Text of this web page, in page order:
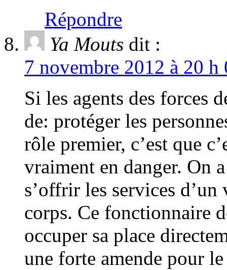
Répondre
Ya Mouts dit :
7 novembre 2012 à 20
Si les agents des forces
de: protéger les
rôle premier, c’est que
vraiment en danger. On
s’offrir les services
corps. Ce fonctionnaire
occuper sa place
une forte amende pour